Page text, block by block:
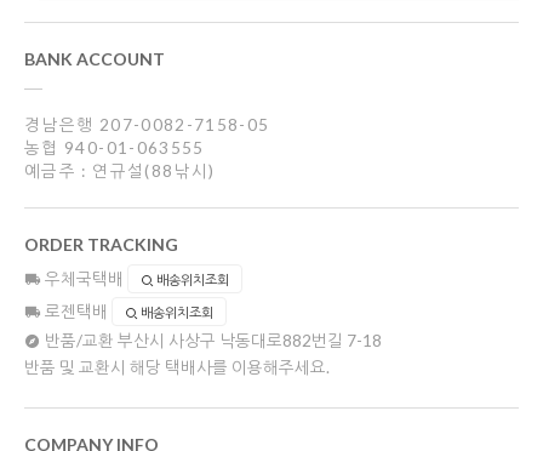
BANK ACCOUNT
경남은행 207-0082-7158-05
농협 940-01-063555
예금주 : 연규설(88낚시)
ORDER TRACKING
우체국택배 배송위치조회
로젠택배 배송위치조회
반품/교환 부산시 사상구 낙동대로882번길 7-18
반품 및 교환시 해당 택배사를 이용해주세요.
COMPANY INFO